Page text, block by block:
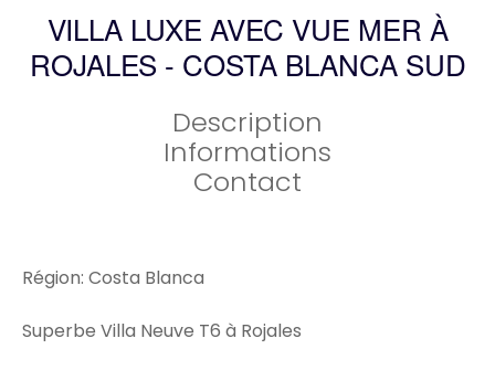
VILLA LUXE AVEC VUE MER À
ROJALES - COSTA BLANCA SUD
Description
Informations
Contact
Région: Costa Blanca
Superbe Villa Neuve T6 à Rojales